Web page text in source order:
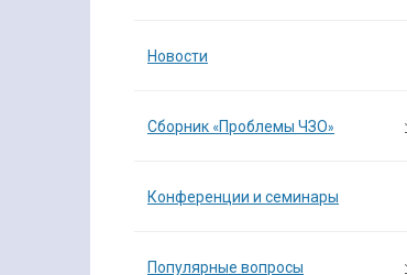
Новости
Сборник «Проблемы ЧЗО»
Конференции и семинары
Популярные вопросы